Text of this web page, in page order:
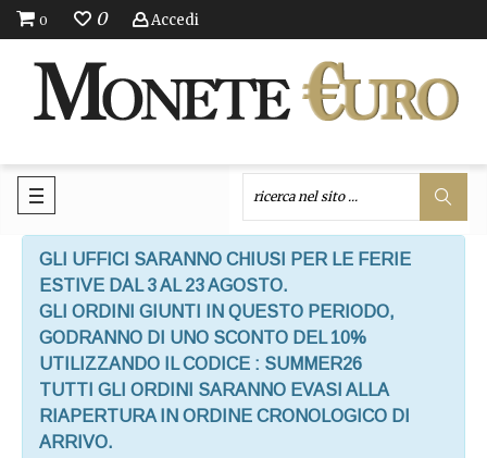
0 0 Accedi
GLI UFFICI SARANNO CHIUSI PER LE FERIE
ESTIVE DAL 3 AL 23 AGOSTO.
GLI ORDINI GIUNTI IN QUESTO PERIODO,
GODRANNO DI UNO SCONTO DEL 10%
UTILIZZANDO IL CODICE : SUMMER26
TUTTI GLI ORDINI SARANNO EVASI ALLA
RIAPERTURA IN ORDINE CRONOLOGICO DI
ARRIVO.